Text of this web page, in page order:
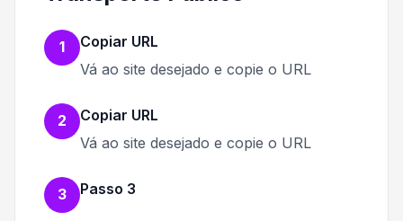
1
Copiar URL
Vá ao site desejado e copie o URL
2
Copiar URL
Vá ao site desejado e copie o URL
3 Passo 3